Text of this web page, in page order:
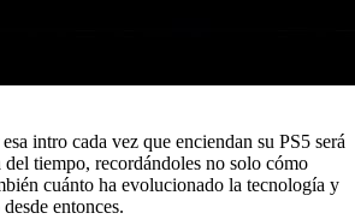
intro cada vez que enciendan su PS5 será
tiempo, recordándoles no solo cómo
cuánto ha evolucionado la tecnología y
entonces.